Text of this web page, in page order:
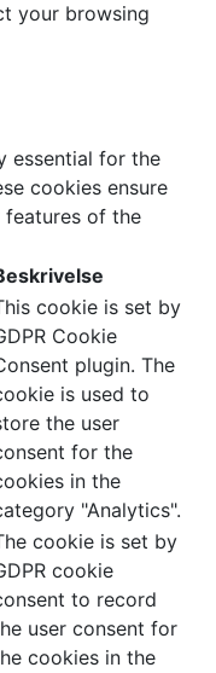
your browsing
essential for the
cookies ensure
features of the
cookie is set by
Cookie
plugin. The
is used to
the user
for the
in the
"Analytics".
cookie is set by
cookie
to record
user consent for
cookies in the